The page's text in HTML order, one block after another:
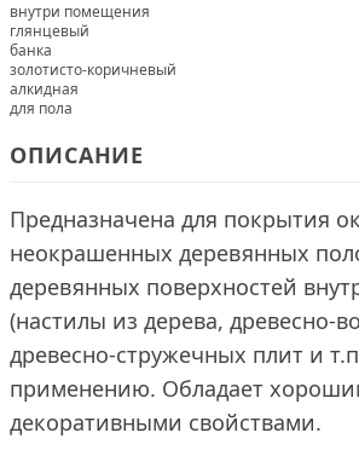
внутри помещения
глянцевый
банка
золотисто-коричневый
алкидная
для пола
ОПИСАНИЕ
Предназначена для покрытия
неокрашенных деревянных
деревянных поверхностей
(настилы из дерева, древесно-
древесно-стружечных плит и
применению. Обладает
декоративными свойствами.